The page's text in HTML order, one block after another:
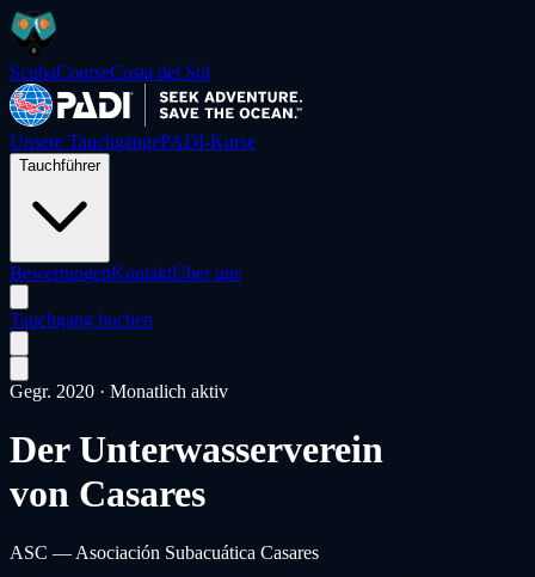
ScubaCourseCosta del Sol
Unsere TauchgängePADI-Kurse
Tauchführer
BewertungenKontaktÜber uns
Tauchgang buchen
Gegr. 2020 · Monatlich aktiv
Der Unterwasserverein
von Casares
ASC — Asociación Subacuática Casares